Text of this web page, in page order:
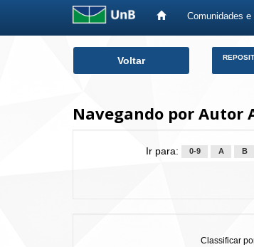
Comunidades e
Voltar
Navegando por Autor
Ir para: 0-9 A B
Classificar